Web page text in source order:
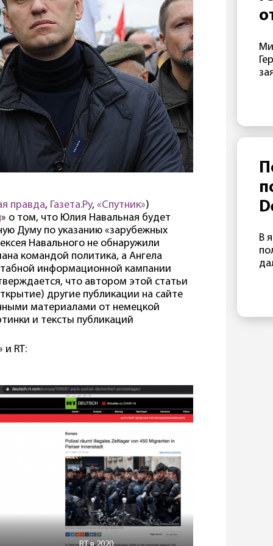
правда, Газета.Ру, «Спутник»)
» о том, что Юлия Навальная будет
Думу по указанию «зарубежных
Навального не обнаружили
командой политика, а Ангела
информационной кампании
что автором этой статьи
другие публикации на сайте
материалами от немецкой
и тексты публикаций
RT:
В